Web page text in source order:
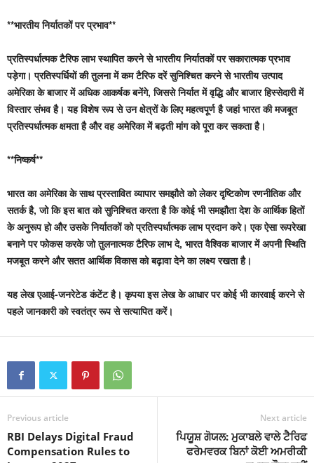
**भारतीय निर्यातकों पर प्रभाव**
प्रतिस्पर्धात्मक टैरिफ लाभ स्थापित करने से भारतीय निर्यातकों पर सकारात्मक प्रभाव
पड़ेगा। प्रतिस्पर्धियों की तुलना में कम टैरिफ दरें सुनिश्चित करने से भारतीय उत्पाद
अमेरिका के बाजार में अधिक आकर्षक बनेंगे, जिससे निर्यात में वृद्धि और बाजार हिस्सेदारी में
विस्तार संभव है। यह विशेष रूप से उन क्षेत्रों के लिए महत्वपूर्ण है जहां भारत की मजबूत
प्रतिस्पर्धात्मक क्षमता है और वह अमेरिका में बढ़ती मांग को पूरा कर सकता है।
**निष्कर्ष**
भारत का अमेरिका के साथ प्रस्तावित व्यापार समझौते को लेकर दृष्टिकोण रणनीतिक और
सतर्क है, जो कि इस बात को सुनिश्चित करता है कि कोई भी समझौता देश के आर्थिक हितों
के अनुरूप हो और उसके निर्यातकों को प्रतिस्पर्धात्मक लाभ प्रदान करे। एक ऐसा रूपरेखा
बनाने पर फोकस करके जो तुलनात्मक टैरिफ लाभ दे, भारत वैश्विक बाजार में अपनी स्थिति
मजबूत करने और सतत आर्थिक विकास को बढ़ावा देने का लक्ष्य रखता है।
यह लेख एआई-जनरेटेड कंटेंट है। कृपया इस लेख के आधार पर कोई भी कारवाई करने से
पहले जानकारी को स्वतंत्र रूप से सत्यापित करें।
Previous article
RBI Delays Digital Fraud
Compensation Rules to
Next article
ਪਿਯੂਸ਼ ਗੋਯਲ: ਮੁਕਾਬਲੇ ਵਾਲੇ ਟੈਰਿਫ
ਫਰੇਮਵਰਕ ਬਿਨਾਂ ਕੋਈ ਅਮਰੀਕੀ